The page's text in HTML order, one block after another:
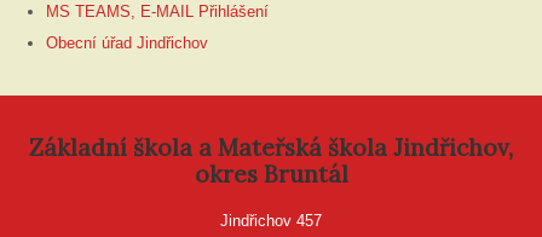
MS TEAMS, E-MAIL Přihlášení
Obecní úřad Jindřichov
Základní škola a Mateřská škola Jindřichov,
okres Bruntál
Jindřichov 457